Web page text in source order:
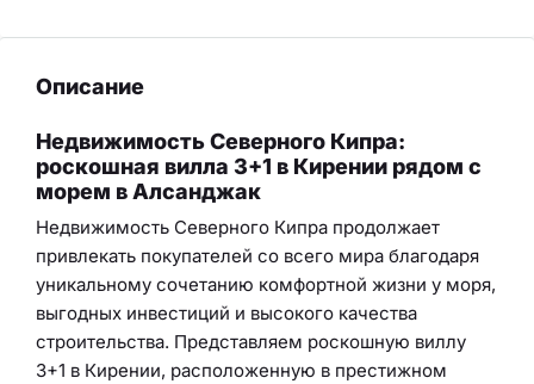
Описание
Недвижимость Северного Кипра:
роскошная вилла 3+1 в Кирении рядом с
морем в Алсанджак
Недвижимость Северного Кипра продолжает
привлекать покупателей со всего мира благодаря
уникальному сочетанию комфортной жизни у моря,
выгодных инвестиций и высокого качества
строительства. Представляем роскошную виллу
3+1 в Кирении, расположенную в престижном